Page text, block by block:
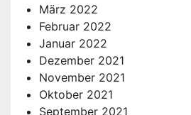
März 2022
Februar 2022
Januar 2022
Dezember 2021
November 2021
Oktober 2021
September 2021